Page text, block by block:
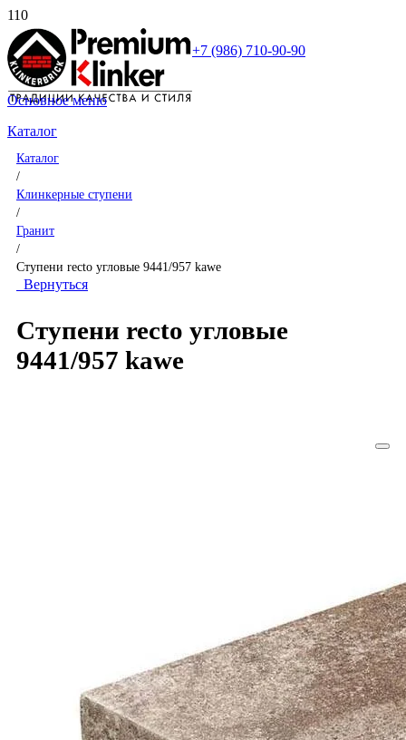
+7 (986) 710-90-90
Основное меню
Каталог
Каталог
/
Клинкерные ступени
/
Гранит
/
Ступени recto угловые 9441/957 kawe
Вернуться
Ступени recto угловые
9441/957 kawe